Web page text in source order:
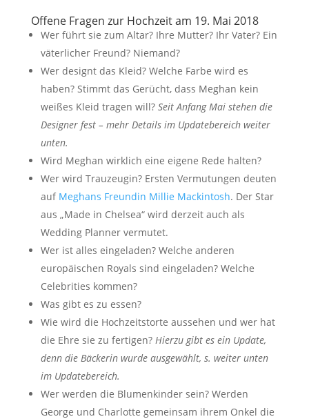
Offene Fragen zur Hochzeit am 19. Mai 2018
Wer führt sie zum Altar? Ihre Mutter? Ihr Vater? Ein
väterlicher Freund? Niemand?
Wer designt das Kleid? Welche Farbe wird es
haben? Stimmt das Gerücht, dass Meghan kein
weißes Kleid tragen will? Seit Anfang Mai stehen die
Designer fest – mehr Details im Updatebereich weiter
unten.
Wird Meghan wirklich eine eigene Rede halten?
Wer wird Trauzeugin? Ersten Vermutungen deuten
auf Meghans Freundin Millie Mackintosh. Der Star
aus „Made in Chelsea“ wird derzeit auch als
Wedding Planner vermutet.
Wer ist alles eingeladen? Welche anderen
europäischen Royals sind eingeladen? Welche
Celebrities kommen?
Was gibt es zu essen?
Wie wird die Hochzeitstorte aussehen und wer hat
die Ehre sie zu fertigen? Hierzu gibt es ein Update,
denn die Bäckerin wurde ausgewählt, s. weiter unten
im Updatebereich.
Wer werden die Blumenkinder sein? Werden
George und Charlotte gemeinsam ihrem Onkel die